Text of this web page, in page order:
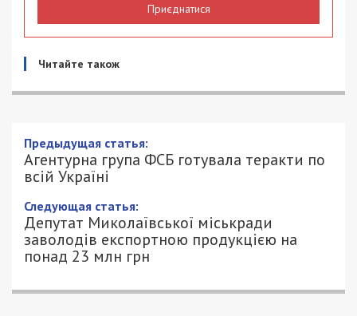
Приєднатися
Читайте також
Предыдущая статья:
Агентурна група ФСБ готувала теракти по
всій Україні
Следующая статья:
Депутат Миколаївської міськради
заволодів експортною продукцією на
понад 23 млн грн